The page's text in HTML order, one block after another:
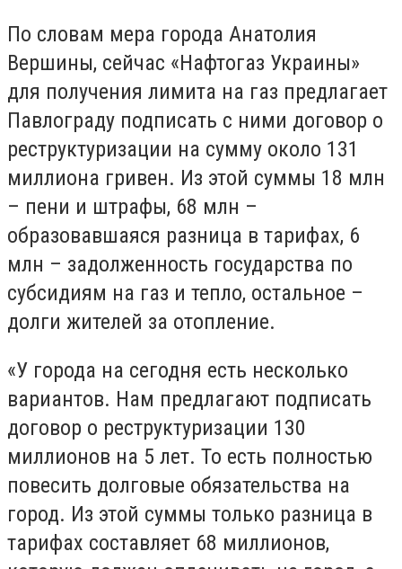
По словам мера города Анатолия
Вершины, сейчас «Нафтогаз Украины»
для получения лимита на газ предлагает
Павлограду подписать с ними договор о
реструктуризации на сумму около 131
миллиона гривен. Из этой суммы 18 млн
– пени и штрафы, 68 млн –
образовавшаяся разница в тарифах, 6
млн – задолженность государства по
субсидиям на газ и тепло, остальное –
долги жителей за отопление.
«У города на сегодня есть несколько
вариантов. Нам предлагают подписать
договор о реструктуризации 130
миллионов на 5 лет. То есть полностью
повесить долговые обязательства на
город. Из этой суммы только разница в
тарифах составляет 68 миллионов,